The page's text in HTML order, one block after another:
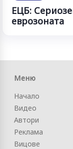
ЕЦБ:
еврозоната
Меню
Начало
Видео
Автори
Реклама
Вицове